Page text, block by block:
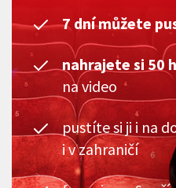
7 dní můžete
nahrajete si 50
na video
pustíte si ji i na
i v zahraničí